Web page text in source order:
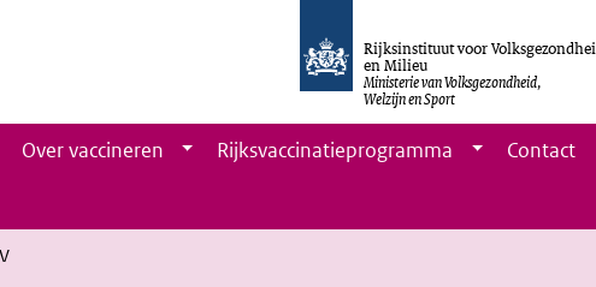
Rijksinstituut voor
en Milieu
Ministerie van Volksgezondheid,
Welzijn en Sport
Over vaccineren Rijksvaccinatieprogramma
Contact